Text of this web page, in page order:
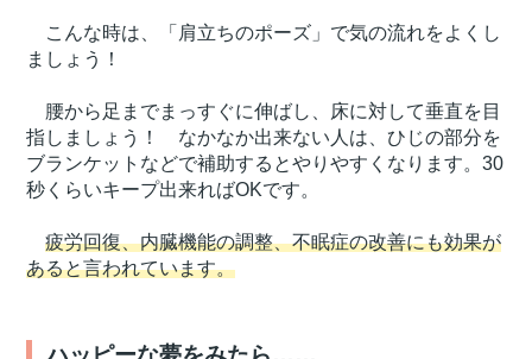
こんな時は、「肩立ちのポーズ」で気の流れをよくし
ましょう！
腰から足までまっすぐに伸ばし、床に対して垂直を目
指しましょう！ なかなか出来ない人は、ひじの部分を
ブランケットなどで補助するとやりやすくなります。30
秒くらいキープ出来ればOKです。
疲労回復、内臓機能の調整、不眠症の改善にも効果が
あると言われています。